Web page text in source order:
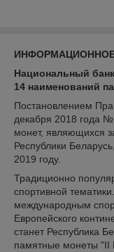
Национальный
14 наименований
Постановлением
декабря 2018 года
монет, являющихся
Республики
2019 году.
Традиционно
спортивной
международным
Европейского
станет Республика
памятные монеты "II